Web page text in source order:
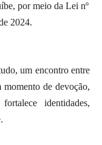
por meio da Lei nº
2024.
um encontro entre
momento de devoção,
identidades,